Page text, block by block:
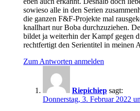
sowieso alle in den Serien
die ganzen F&F-Projekte mal
knallhart nur Boba durchzuziehen.
bildet ja weiterhin der Kampf gegen
rechtfertigt den Serientitel in meinen
Zum Antworten anmelden
Riepichiep sagt:
Donnerstag, 3. Februar 2022